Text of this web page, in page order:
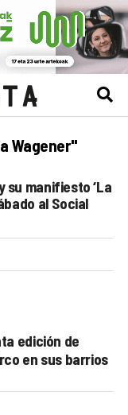
Wagener"
su manifiesto ‘La
al Social
edición de
en sus barrios